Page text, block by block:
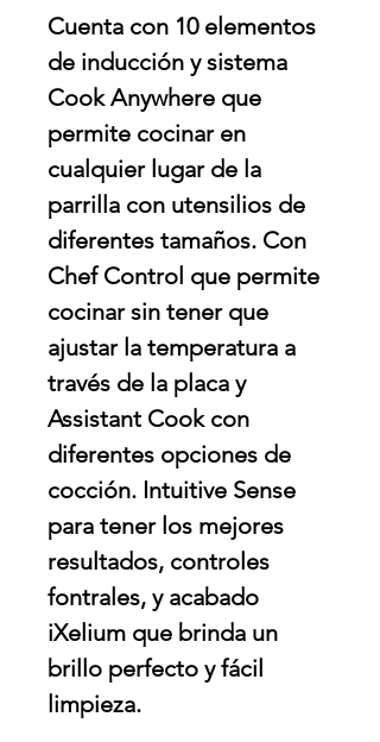
Cuenta con 10 elementos
de inducción y sistema
Cook Anywhere que
permite cocinar en
cualquier lugar de la
parrilla con utensilios de
diferentes tamaños. Con
Chef Control que permite
cocinar sin tener que
ajustar la temperatura a
través de la placa y
Assistant Cook con
diferentes opciones de
cocción. Intuitive Sense
para tener los mejores
resultados, controles
fontrales, y acabado
iXelium que brinda un
brillo perfecto y fácil
limpieza.